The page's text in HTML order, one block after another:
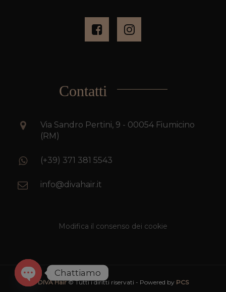
Contatti
Via Sandro Pertini, 9 - 00054 Fiumicino
(RM)
(+39) 371 381 5543
info@divahair.it
Modifica il consenso dei cookie
DIVA Hair© Tutti i diritti riservati - Powered by PCS
Chattiamo